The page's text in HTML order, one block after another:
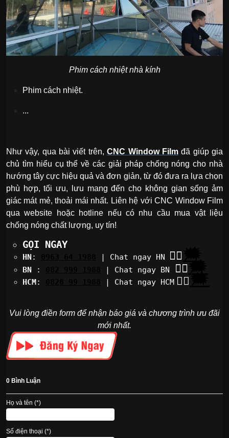
Phim cách nhiệt nhà kính
Phim cách nhiệt.
...
Như vậy, qua bài viết trên,CNC Window Filmđã giúp gia
chủ tìm hiểu cụ thể về các giải pháp chống nóng cho nhà
hướng tây cực hiệu quả và đơn giản, từ đó đưa ra lựa chọn
phù hợp, tối ưu, lưu mang đến cho không gian sống ảm
giác mát mẻ, thoải mái nhất. Liên hệ với CNC Window Film
qua website hoặc hotline nếu có nhu cầu mua vật liệu
chống nóng chất lượng, uy tín!
GỌI NGAY
HN: | Chat ngay HN 👉🏽
BN : | Chat ngay BN 👉🏽
HCM: | Chat ngay HCM 👉🏽
Vui lòng điền form để nhận báo giá và chương trình ưu đãi
mới nhất.
0 Bình Luận
Họ và tên (*)
Số điện thoại (*)